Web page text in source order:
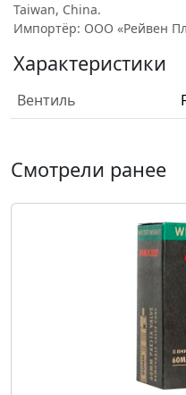
Taiwan, China.
Импортёр: ООО «Рейвен
Характеристики
Вентиль
Смотрели ранее